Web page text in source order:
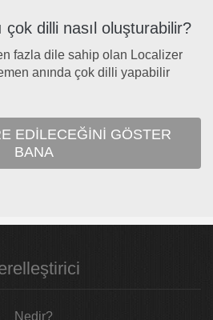
çok dilli nasıl oluşturabilir?
fazla dile sahip olan Localizer
anında çok dilli yapabilir
EDILECEĞINI GÖSTER
BANA
Nedir?